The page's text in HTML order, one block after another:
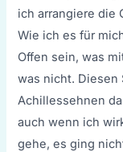
ich arrangiere die
Wie ich es für
Offen sein, was
was nicht. Diesen
Achillessehnen
auch wenn ich
gehe, es ging